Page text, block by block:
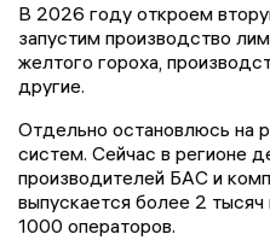
В 2026 году откроем
запустим производство
желтого гороха,
другие.
Отдельно остановлюсь на
систем. Сейчас в регионе
производителей БАС и
выпускается более 2
1000 операторов.